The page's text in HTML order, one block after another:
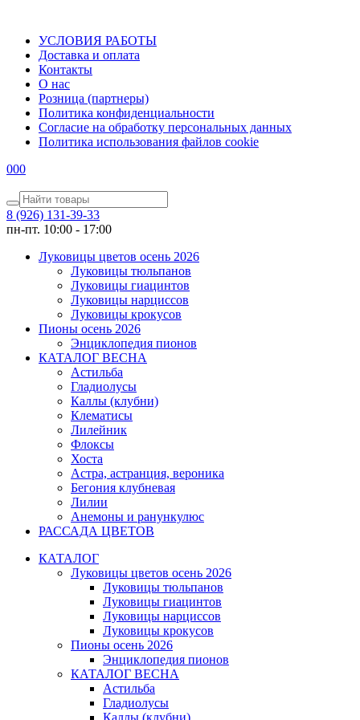
УСЛОВИЯ РАБОТЫ
Доставка и оплата
Контакты
О наc
Розница (партнеры)
Политика конфиденциальности
Согласие на обработку персональных данных
Политика использования файлов сookie
000
8 (926) 131-39-33
пн-пт. 10:00 - 17:00
Луковицы цветов осень 2026
Луковицы тюльпанов
Луковицы гиацинтов
Луковицы нарциссов
Луковицы крокусов
Пионы осень 2026
Энциклопедия пионов
КАТАЛОГ ВЕСНА
Астильба
Гладиолусы
Каллы (клубни)
Клематисы
Лилейник
Флоксы
Хоста
Астра, астранция, вероника
Бегония клубневая
Лилии
Анемоны и ранункулюс
РАССАДА ЦВЕТОВ
КАТАЛОГ
Луковицы цветов осень 2026
Луковицы тюльпанов
Луковицы гиацинтов
Луковицы нарциссов
Луковицы крокусов
Пионы осень 2026
Энциклопедия пионов
КАТАЛОГ ВЕСНА
Астильба
Гладиолусы
Каллы (клубни)